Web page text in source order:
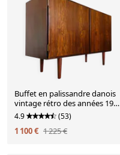
Buffet en palissandre danois
vintage rétro des années 1960
par Gunni Omann.
4.9 (53)
1 100 € 1 225 €